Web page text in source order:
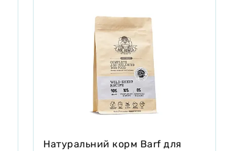
Натуральний корм Barf для